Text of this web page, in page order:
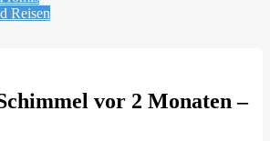
Reisen
vor 2 Monaten –